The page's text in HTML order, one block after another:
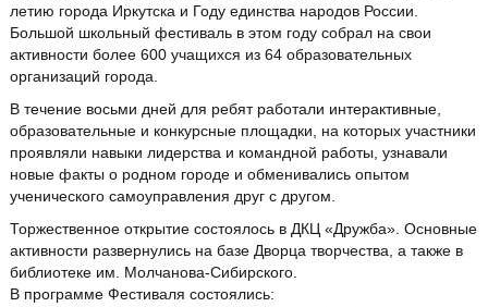
летию города Иркутска и Году единства народов России.
Большой школьный фестиваль в этом году собрал на свои
активности более 600 учащихся из 64 образовательных
организаций города.
В течение восьми дней для ребят работали интерактивные,
образовательные и конкурсные площадки, на которых участники
проявляли навыки лидерства и командной работы, узнавали
новые факты о родном городе и обменивались опытом
ученического самоуправления друг с другом.
Торжественное открытие состоялось в ДКЦ «Дружба». Основные
активности развернулись на базе Дворца творчества, а также в
библиотеке им. Молчанова-Сибирского.
В программе Фестиваля состоялись: